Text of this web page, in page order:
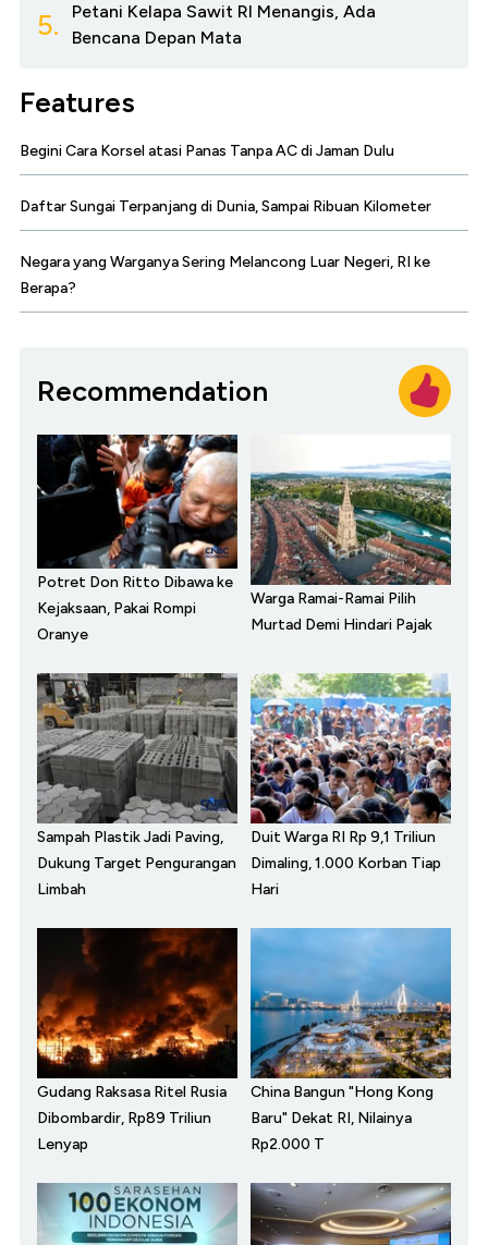
5.
Petani Kelapa Sawit RI Menangis, Ada
Bencana Depan Mata
Features
Begini Cara Korsel atasi Panas Tanpa AC di Jaman Dulu
Daftar Sungai Terpanjang di Dunia, Sampai Ribuan Kilometer
Negara yang Warganya Sering Melancong Luar Negeri, RI ke
Berapa?
Recommendation
Potret Don Ritto Dibawa ke
Kejaksaan, Pakai Rompi
Oranye
Warga Ramai-Ramai Pilih
Murtad Demi Hindari Pajak
Sampah Plastik Jadi Paving,
Dukung Target Pengurangan
Limbah
Duit Warga RI Rp 9,1 Triliun
Dimaling, 1.000 Korban Tiap
Hari
Gudang Raksasa Ritel Rusia
Dibombardir, Rp89 Triliun
Lenyap
China Bangun "Hong Kong
Baru" Dekat RI, Nilainya
Rp2.000 T